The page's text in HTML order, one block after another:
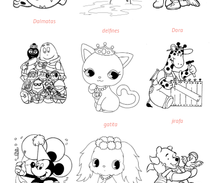
Dalmatas
delfines
Dora
gatita jirafa